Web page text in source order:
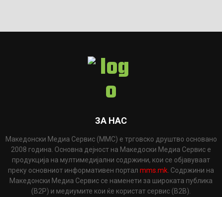
ЗА НАС
Македонски Медиа Сервис (ММС) е трговско друштво основано
2008 година. Основна дејност на Македоски Медиа Сервис е
продукција на мултимедијални содржини, кои се објавуваат
преку основниот информативен портал mms.mk . Содржини на
Македонски Медиа Сервис се наменети за широката публика
(B2P) и медиумите кои ќе користат сервис (B2B).